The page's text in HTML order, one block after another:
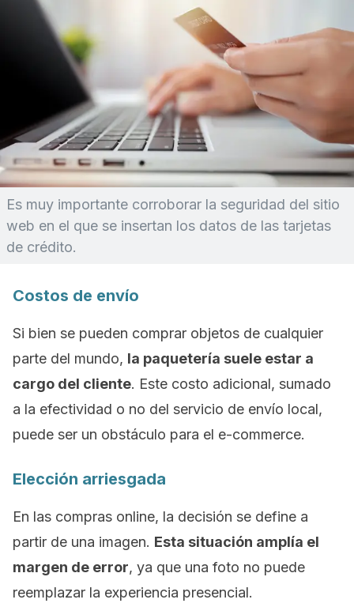
Es muy importante corroborar la seguridad del sitio
web en el que se insertan los datos de las tarjetas
de crédito.
Costos de envío
Si bien se pueden comprar objetos de cualquier
parte del mundo, la paquetería suele estar a
cargo del cliente. Este costo adicional, sumado
a la efectividad o no del servicio de envío local,
puede ser un obstáculo para el e-commerce.
Elección arriesgada
En las compras online, la decisión se define a
partir de una imagen. Esta situación amplía el
margen de error, ya que una foto no puede
reemplazar la experiencia presencial.